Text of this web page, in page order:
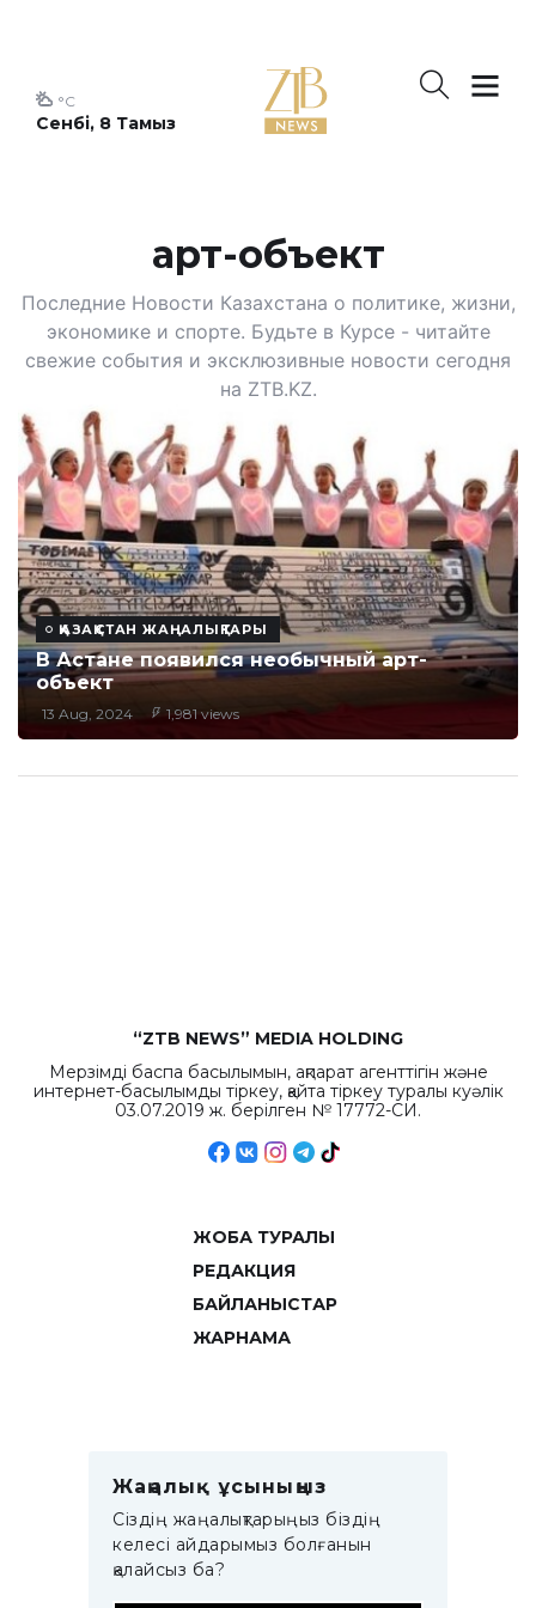
Сенбі, 8 Тамыз
°C
арт-объект
Последние Новости Казахстана о политике, жизни,
экономике и спорте. Будьте в Курсе - читайте
свежие события и эксклюзивные новости сегодня
на ZTB.KZ.
ҚАЗАҚСТАН ЖАҢАЛЫҚТАРЫ
В Астане появился необычный арт-
объект
13 Aug, 2024 1,981 views
“ZTB NEWS” MEDIA HOLDING
Мерзімді баспа басылымын, ақпарат агенттігін және
интернет-басылымды тіркеу, қайта тіркеу туралы куәлік
03.07.2019 ж. берілген № 17772-СИ.
ЖОБА ТУРАЛЫ
РЕДАКЦИЯ
БАЙЛАНЫСТАР
ЖАРНАМА
Жаңалық ұсыныңыз
Сіздің жаңалықтарыңыз біздің
келесі айдарымыз болғанын
қалайсыз ба?